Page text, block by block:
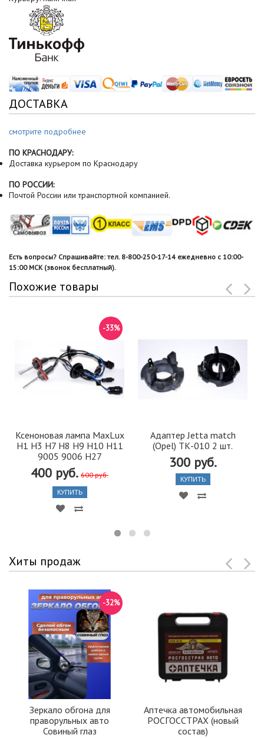
ДОСТАВКА
смотрите подробнее
ПО КРАСНОДАРУ:
Доставка курьером по Краснодару
ПО РОССИИ:
Почтой России или транспортной компанией.
Есть вопросы? Спрашивайте: тел. 8-800-250-17-14 ежедневно с 10:00-
15:00 МСК (звонок бесплатный).
Похожие товары
Ксеноновая лампа MaxLux
Н1 Н3 H7 H8 H9 H10 Н11
9005 9006 H27
400 руб. 600 руб.
-33%
КУПИТЬ
Адаптер Jetta match
(Opel) ТК-010 2 шт.
300 руб.
КУПИТЬ
Хиты продаж
Зеркало обгона для
праворульных авто
Совиный глаз
-32%
Аптечка автомобильная
РОСГОССТРАХ (новый
состав)